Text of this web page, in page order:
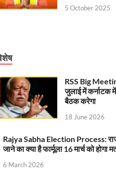
5 October 2025
RSS Big
जुलाई में कर्नाटक
बैठक करेगा
18 June 2026
Rajya Sabha Election Process:
जाने का क्या है फार्मूला 16 मार्च को होगा
6 March 2026